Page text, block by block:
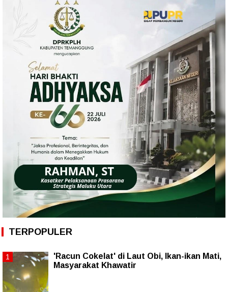
TERPOPULER
'Racun Cokelat' di Laut Obi, Ikan-ikan Mati,
Masyarakat Khawatir